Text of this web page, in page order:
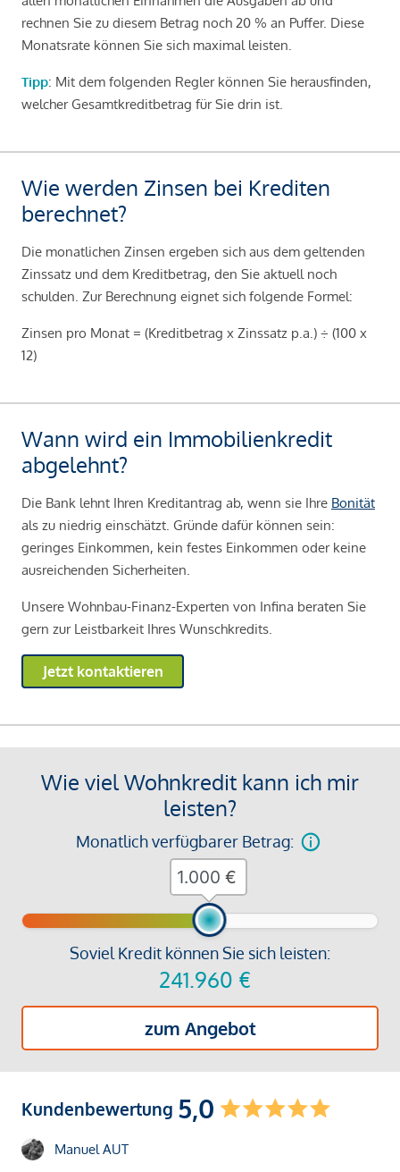
rechnen Sie zu diesem Betrag noch 20 % an Puffer. Diese
Monatsrate können Sie sich maximal leisten.
Tipp: Mit dem folgenden Regler können Sie herausfinden,
welcher Gesamtkreditbetrag für Sie drin ist.
Wie werden Zinsen bei Krediten
berechnet?
Die monatlichen Zinsen ergeben sich aus dem geltenden
Zinssatz und dem Kreditbetrag, den Sie aktuell noch
schulden. Zur Berechnung eignet sich folgende Formel:
Zinsen pro Monat = (Kreditbetrag x Zinssatz p.a.) ÷ (100 x
12)
Wann wird ein Immobilienkredit
abgelehnt?
Die Bank lehnt Ihren Kreditantrag ab, wenn sie Ihre Bonität
als zu niedrig einschätzt. Gründe dafür können sein:
geringes Einkommen, kein festes Einkommen oder keine
ausreichenden Sicherheiten.
Unsere Wohnbau-Finanz-Experten von Infina beraten Sie
gern zur Leistbarkeit Ihres Wunschkredits.
Jetzt kontaktieren
Wie viel Wohnkredit kann ich mir
leisten?
Monatlich verfügbarer Betrag:
Soviel Kredit können Sie sich leisten:
241.960 €
zum Angebot
€
Kundenbewertung 5,0
Manuel AUT